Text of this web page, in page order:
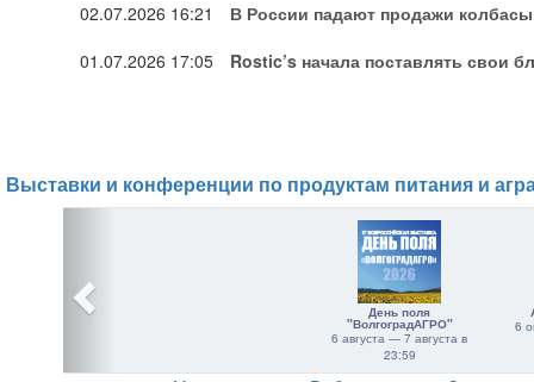
02.07.2026 16:21
В России падают продажи колбасы
01.07.2026 17:05 Rostic’s начала поставлять свои
Выставки и конференции по продуктам питания и
День поля
"ВолгоградАГРО"
6 августа — 7 августа в
23:59
6